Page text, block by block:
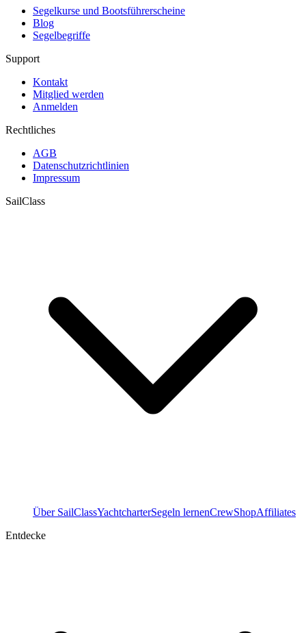
Segelkurse und Bootsführerscheine
Blog
Segelbegriffe
Support
Kontakt
Mitglied werden
Anmelden
Rechtliches
AGB
Datenschutzrichtlinien
Impressum
SailClass
Über SailClassYachtcharterSegeln lernenCrewShopAffiliates
Entdecke